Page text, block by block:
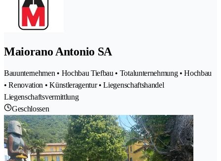
Maiorano Antonio SA
Bauunternehmen • Hochbau Tiefbau • Totalunternehmung • Hochbau
• Renovation • Künstleragentur • Liegenschaftshandel
Liegenschaftsvermittlung
Geschlossen